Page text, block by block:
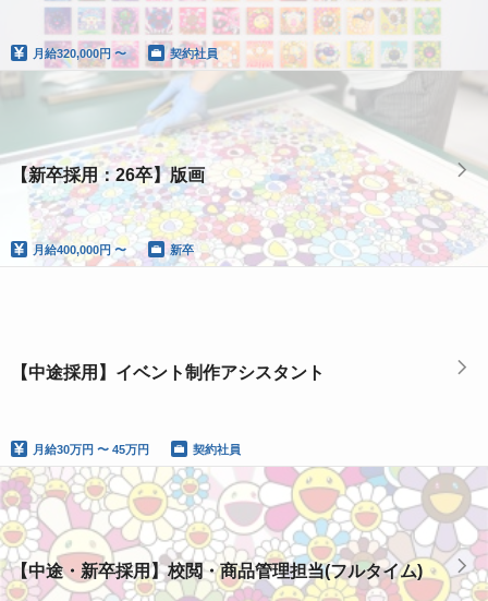
月給320,000円 〜 契約社員
【新卒採用：26卒】版画
月給400,000円 〜 新卒
【中途採用】イベント制作アシスタント
月給30万円 〜 45万円 契約社員
【中途・新卒採用】校閲・商品管理担当(フルタイム)